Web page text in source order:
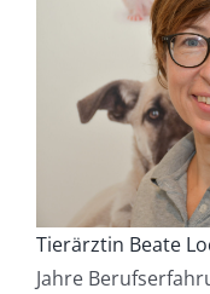
Tierärztin Beate
Jahre